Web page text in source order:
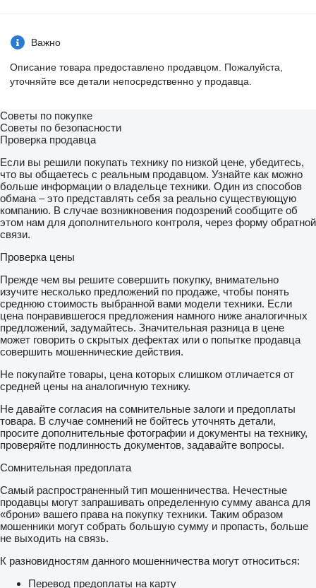
Важно
Описание товара предоставлено продавцом. Пожалуйста,
уточняйте все детали непосредственно у продавца.
Советы по покупке
Советы по безопасности
Проверка продавца
Если вы решили покупать технику по низкой цене, убедитесь,
что вы общаетесь с реальным продавцом. Узнайте как можно
больше информации о владельце техники. Один из способов
обмана – это представлять себя за реально существующую
компанию. В случае возникновения подозрений сообщите об
этом нам для дополнительного контроля, через форму обратной
связи.
Проверка цены
Прежде чем вы решите совершить покупку, внимательно
изучите несколько предложений по продаже, чтобы понять
среднюю стоимость выбранной вами модели техники. Если
цена понравившегося предложения намного ниже аналогичных
предложений, задумайтесь. Значительная разница в цене
может говорить о скрытых дефектах или о попытке продавца
совершить мошеннические действия.
Не покупайте товары, цена которых слишком отличается от
средней цены на аналогичную технику.
Не давайте согласия на сомнительные залоги и предоплаты
товара. В случае сомнений не бойтесь уточнять детали,
просите дополнительные фотографии и документы на технику,
проверяйте подлинность документов, задавайте вопросы.
Сомнительная предоплата
Самый распространенный тип мошенничества. Нечестные
продавцы могут запрашивать определенную сумму аванса для
«брони» вашего права на покупку техники. Таким образом
мошенники могут собрать большую сумму и пропасть, больше
не выходить на связь.
К разновидностям данного мошенничества могут относиться:
Перевод предоплаты на карту